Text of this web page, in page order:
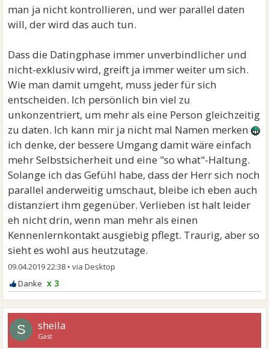
man ja nicht kontrollieren, und wer parallel daten
will, der wird das auch tun.
Dass die Datingphase immer unverbindlicher und
nicht-exklusiv wird, greift ja immer weiter um sich.
Wie man damit umgeht, muss jeder für sich
entscheiden. Ich persönlich bin viel zu
unkonzentriert, um mehr als eine Person gleichzeitig
zu daten. Ich kann mir ja nicht mal Namen merken
ich denke, der bessere Umgang damit wäre einfach
mehr Selbstsicherheit und eine "so what"-Haltung.
Solange ich das Gefühl habe, dass der Herr sich noch
parallel anderweitig umschaut, bleibe ich eben auch
distanziert ihm gegenüber. Verlieben ist halt leider
eh nicht drin, wenn man mehr als einen
Kennenlernkontakt ausgiebig pflegt. Traurig, aber so
sieht es wohl aus heutzutage.
09.04.2019 22:38 •
x 3
S sheila
Gast